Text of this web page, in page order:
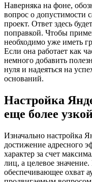
Наверняка на фоне,
вопрос о допустимости
проект. Ответ здесь
поправкой. Чтобы
необходимо уже иметь
Если она работает как
немного добавить
нуля и надеяться на
оснований.
Настройка
еще более
Изначально настройка
достижение адресного
характер за счет
лиц, а целевое
обеспечивающее охват